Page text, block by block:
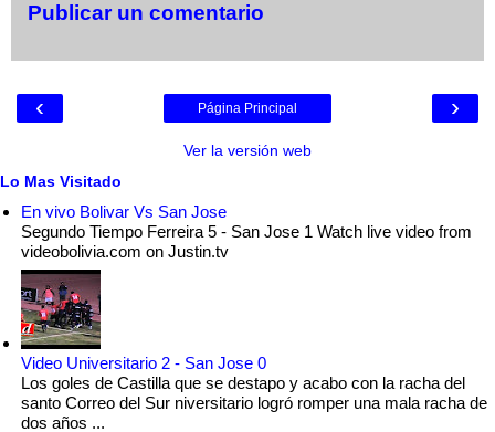
Publicar un comentario
‹ ›
Página Principal
Ver la versión web
Lo Mas Visitado
En vivo Bolivar Vs San Jose
Segundo Tiempo Ferreira 5 - San Jose 1 Watch live video from
videobolivia.com on Justin.tv
Video Universitario 2 - San Jose 0
Los goles de Castilla que se destapo y acabo con la racha del
santo Correo del Sur niversitario logró romper una mala racha de
dos años ...